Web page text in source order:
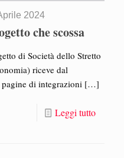
2024
che scossa
di Società dello Stretto
riceve dal
di integrazioni […]
Leggi tutto